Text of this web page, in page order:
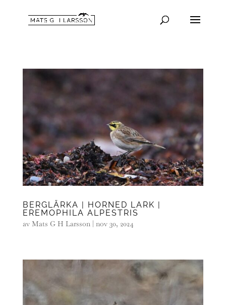
BERGLÄRKA | HORNED LARK |
EREMOPHILA ALPESTRIS
av Mats G H Larsson| nov 30, 2024